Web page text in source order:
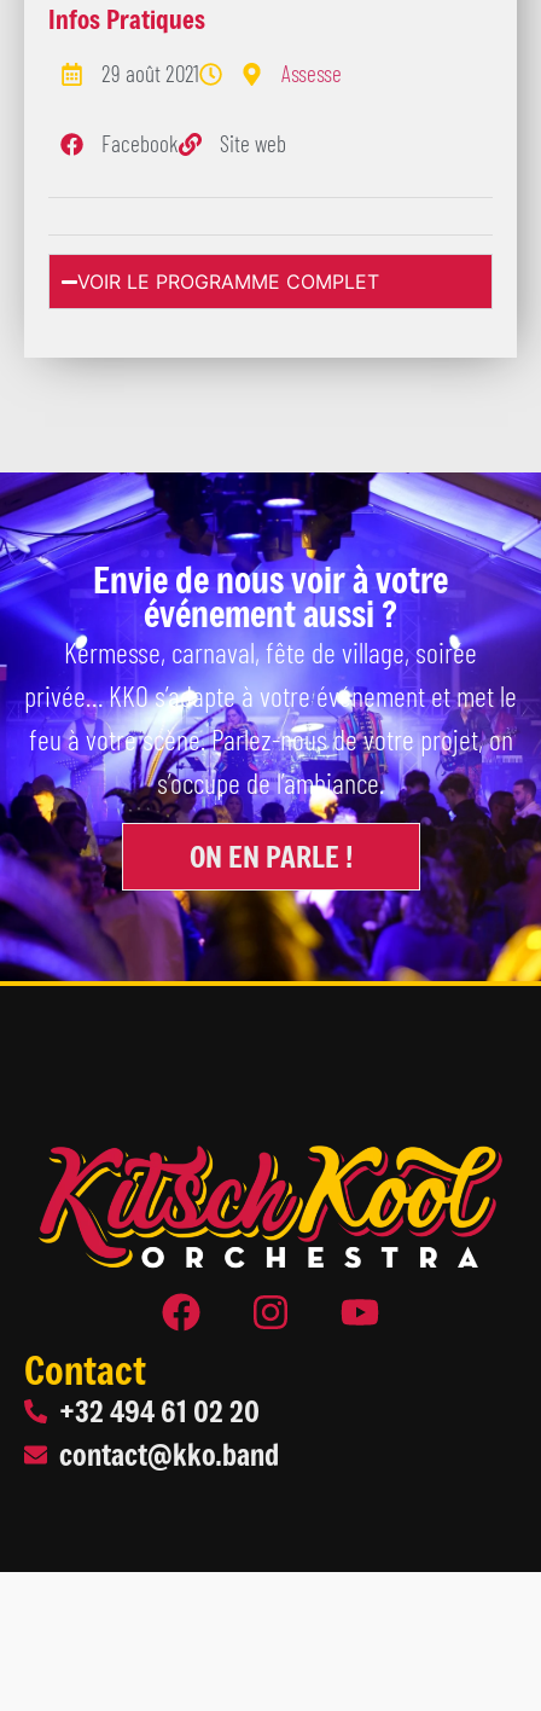
Infos Pratiques
29 août 2021 Assesse
Facebook Site web
VOIR LE PROGRAMME COMPLET
Envie de nous voir à votre
événement aussi ?
Kermesse, carnaval, fête de village, soirée
privée… KKO s’adapte à votre événement et met le
feu à votre scène. Parlez-nous de votre projet, on
s’occupe de l’ambiance.
ON EN PARLE !
Contact
+32 494 61 02 20
contact@kko.band